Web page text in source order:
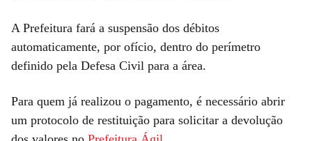
A Prefeitura fará a suspensão dos débitos
automaticamente, por ofício, dentro do perímetro
definido pela Defesa Civil para a área.
Para quem já realizou o pagamento, é necessário abrir
um protocolo de restituição para solicitar a devolução